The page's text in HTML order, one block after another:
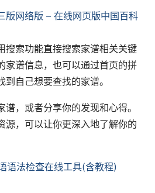
版网络版 – 在线网页版中国百科
搜索功能直接搜索家谱相关关键
家谱信息，也可以通过首页的拼
自己想要查找的家谱。
，或者分享你的发现和心得。
源，可以让你更深入地了解你的
语法检查在线工具(含教程)